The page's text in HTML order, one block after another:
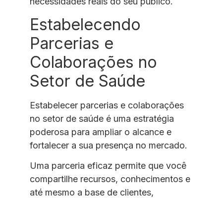
Estabelecendo
Parcerias e
Colaborações no
Setor de Saúde
Estabelecer parcerias e colaborações
no setor de saúde é uma estratégia
poderosa para ampliar o alcance e
fortalecer a sua presença no mercado.
Uma parceria eficaz permite que você
compartilhe recursos, conhecimentos e
até mesmo a base de clientes,